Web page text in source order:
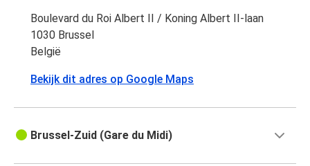
Boulevard du Roi Albert II / Koning Albert II-laan
1030 Brussel
België
Bekijk dit adres op Google Maps
Brussel-Zuid (Gare du Midi)